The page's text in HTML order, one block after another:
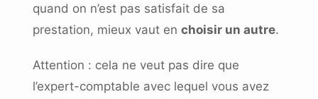
quand on n’est pas satisfait de sa
prestation, mieux vaut en choisir un autre.
Attention : cela ne veut pas dire que
l’expert-comptable avec lequel vous avez